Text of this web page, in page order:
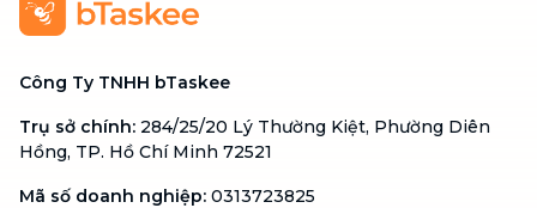
Công Ty TNHH bTaskee
Trụ sở chính: 284/25/20 Lý Thường Kiệt, Phường Diên
Hồng, TP. Hồ Chí Minh 72521
Mã số doanh nghiệp: 0313723825